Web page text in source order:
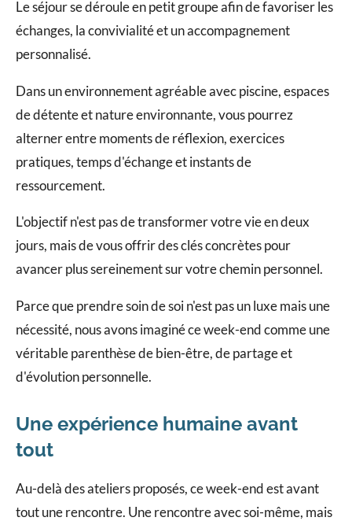
Le séjour se déroule en petit groupe afin de favoriser les
échanges, la convivialité et un accompagnement
personnalisé.
Dans un environnement agréable avec piscine, espaces
de détente et nature environnante, vous pourrez
alterner entre moments de réflexion, exercices
pratiques, temps d'échange et instants de
ressourcement.
L'objectif n'est pas de transformer votre vie en deux
jours, mais de vous offrir des clés concrètes pour
avancer plus sereinement sur votre chemin personnel.
Parce que prendre soin de soi n'est pas un luxe mais une
nécessité, nous avons imaginé ce week-end comme une
véritable parenthèse de bien-être, de partage et
d'évolution personnelle.
Une expérience humaine avant
tout
Au-delà des ateliers proposés, ce week-end est avant
tout une rencontre. Une rencontre avec soi-même, mais